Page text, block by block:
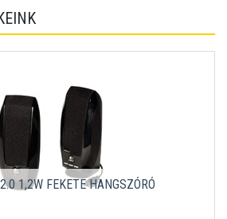
1,2W FEKETE HANGSZÓRÓ